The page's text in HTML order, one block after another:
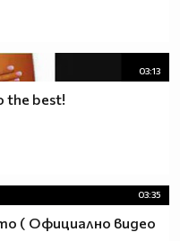
03:13
the best!
03:35
( Официално видео